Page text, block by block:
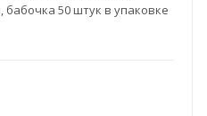
50 штук в упаковке